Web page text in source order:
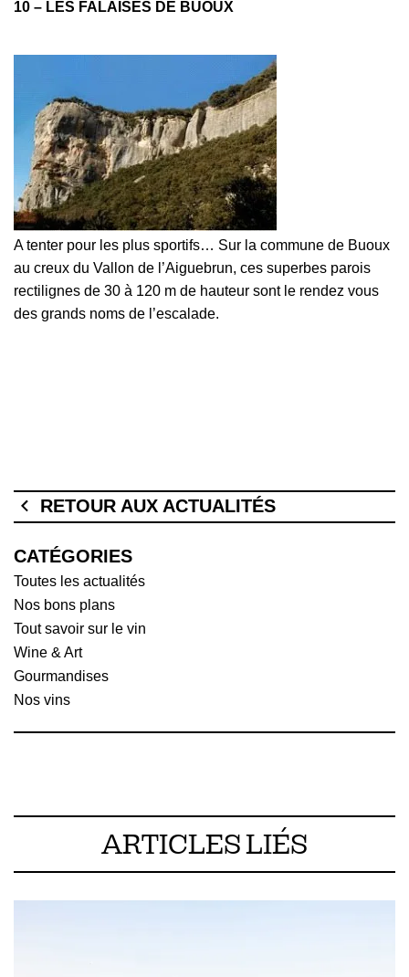
10 – LES FALAISES DE BUOUX
A tenter pour les plus sportifs… Sur la commune de Buoux
au creux du Vallon de l’Aiguebrun, ces superbes parois
rectilignes de 30 à 120 m de hauteur sont le rendez vous
des grands noms de l’escalade.
RETOUR AUX ACTUALITÉS
CATÉGORIES
Toutes les actualités
Nos bons plans
Tout savoir sur le vin
Wine & Art
Gourmandises
Nos vins
ARTICLES LIÉS